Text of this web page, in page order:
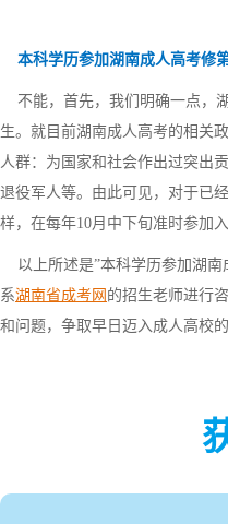
本科学历参加湖南成人高考修
不能，首先，我们明确一点，
生。就目前湖南成人高考的相关
人群：为国家和社会作出过突出
退役军人等。由此可见，对于已
样，在每年10月中下旬准时参加
以上所述是”本科学历参加湖南
系湖南省成考网 的招生老师进行
和问题，争取早日迈入成人高校的